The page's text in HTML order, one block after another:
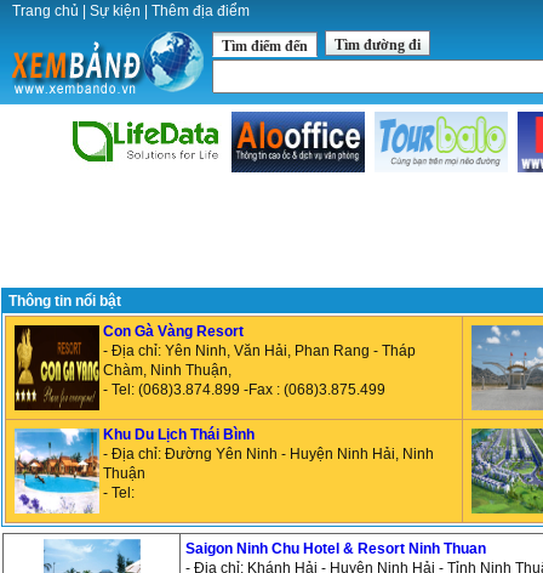
Trang chủ Sự kiện Thêm địa điểm
Tìm điểm đến Tìm đường đi
Thông tin nổi bật
Con Gà Vàng Resort
- Địa chỉ: Yên Ninh, Văn Hải, Phan Rang - Tháp
Chàm, Ninh Thuận,
- Tel: (068)3.874.899 -Fax : (068)3.875.499
Khu Du Lịch Thái Bình
- Địa chỉ: Đường Yên Ninh - Huyện Ninh Hải, Ninh
Thuận
- Tel:
Saigon Ninh Chu Hotel & Resort Ninh Thuan
- Địa chỉ: Khánh Hải - Huyện Ninh Hải - Tỉnh Ninh